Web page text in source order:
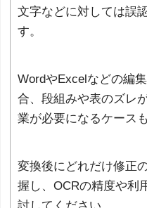
文字などに対しては誤
す。
WordやExcelなどの編
合、段組みや表のズレ
業が必要になるケース
変換後にどれだけ修正
握し、OCRの精度や利